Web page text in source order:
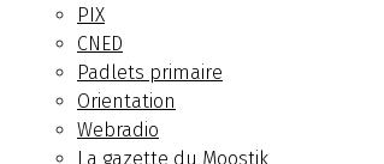
PIX
CNED
Padlets primaire
Orientation
Webradio
La gazette du Moostik